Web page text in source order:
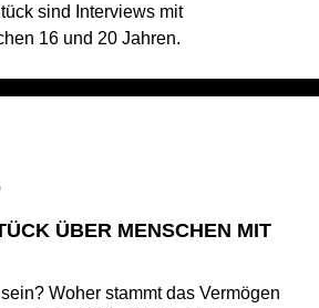
sind Interviews mit
16 und 20 Jahren.
ÜBER MENSCHEN MIT
Woher stammt das Vermögen